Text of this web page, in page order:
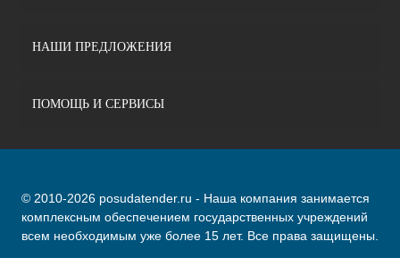
НАШИ ПРЕДЛОЖЕНИЯ
ПОМОЩЬ И СЕРВИСЫ
© 2010-2026 posudatender.ru - Наша компания занимается
комплексным обеспечением государственных учреждений
всем необходимым уже более 15 лет. Все права защищены.